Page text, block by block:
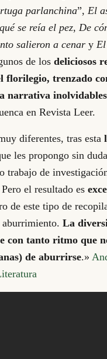
parlanchina”, El
se reía el pez, De
salieron a cenar y
de los deliciosos
florilegio, trenzado
narrativa inolvidables
en Revista Leer.
diferentes, tras esta
les propongo sin
trabajo de
el resultado es
de este tipo de
La
con tanto ritmo que
de aburrirse.»